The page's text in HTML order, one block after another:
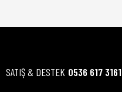
SATIŞ & DESTEK 0536 617 3161